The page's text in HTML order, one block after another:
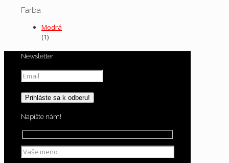
Farba
Modrá
(1)
Newsletter
Napíšte nám!